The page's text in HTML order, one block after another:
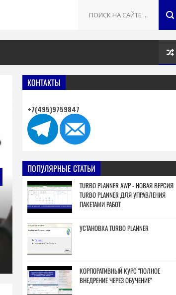
КОНТАКТЫ
+7(495)9759847
ПОПУЛЯРНЫЕ СТАТЬИ
TURBO PLANNER AWP - НОВАЯ ВЕРСИЯ
TURBO PLANNER ДЛЯ УПРАВЛЕНИЯ
ПАКЕТАМИ РАБОТ
УСТАНОВКА TURBO PLANNER
КОРПОРАТИВНЫЙ КУРС "ПОЛНОЕ
ВНЕДРЕНИЕ ЧЕРЕЗ ОБУЧЕНИЕ"